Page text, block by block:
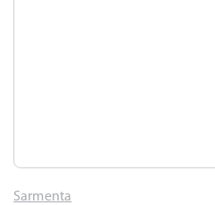
Sarmenta